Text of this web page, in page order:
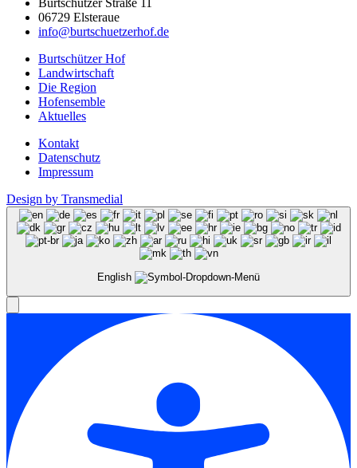
Burtschützer Straße 11
06729 Elsteraue
info@burtschuetzerhof.de
Burtschützer Hof
Landwirtschaft
Die Region
Hofensemble
Aktuelles
Kontakt
Datenschutz
Impressum
Design by Transmedial
English